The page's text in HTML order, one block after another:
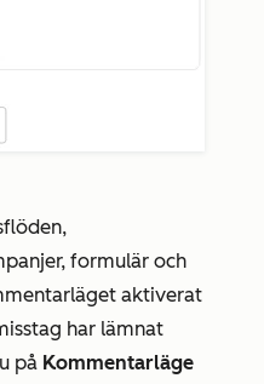
formulär och
aktiverat
har lämnat
på Kommentarläge